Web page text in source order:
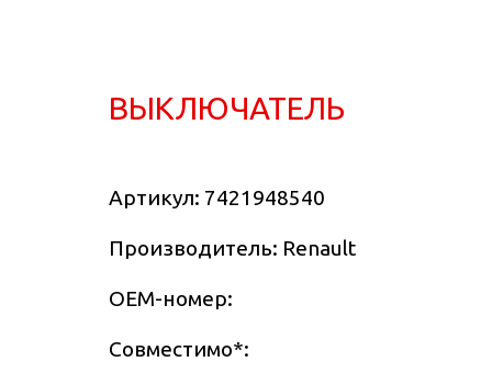
ВЫКЛЮЧАТЕЛЬ
Артикул: 7421948540
Производитель: Renault
OEM-номер:
Совместимо*: